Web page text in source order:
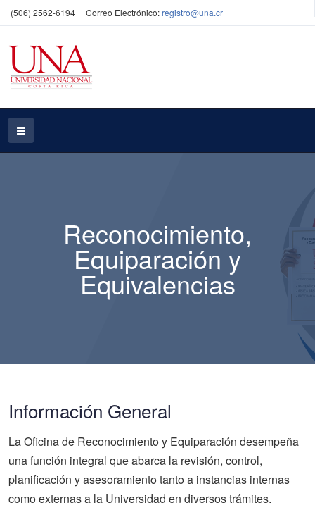
(506) 2562-6194 Correo Electrónico:registro@una.cr
Reconocimiento,
Equiparación y
Equivalencias
Información General
La Oficina de Reconocimiento y Equiparación desempeña
una función integral que abarca la revisión, control,
planificación y asesoramiento tanto a instancias internas
como externas a la Universidad en diversos trámites.